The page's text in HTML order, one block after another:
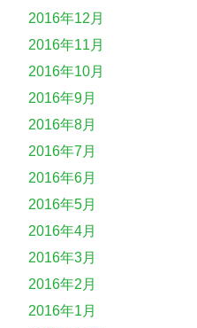
2016年12月
2016年11月
2016年10月
2016年9月
2016年8月
2016年7月
2016年6月
2016年5月
2016年4月
2016年3月
2016年2月
2016年1月